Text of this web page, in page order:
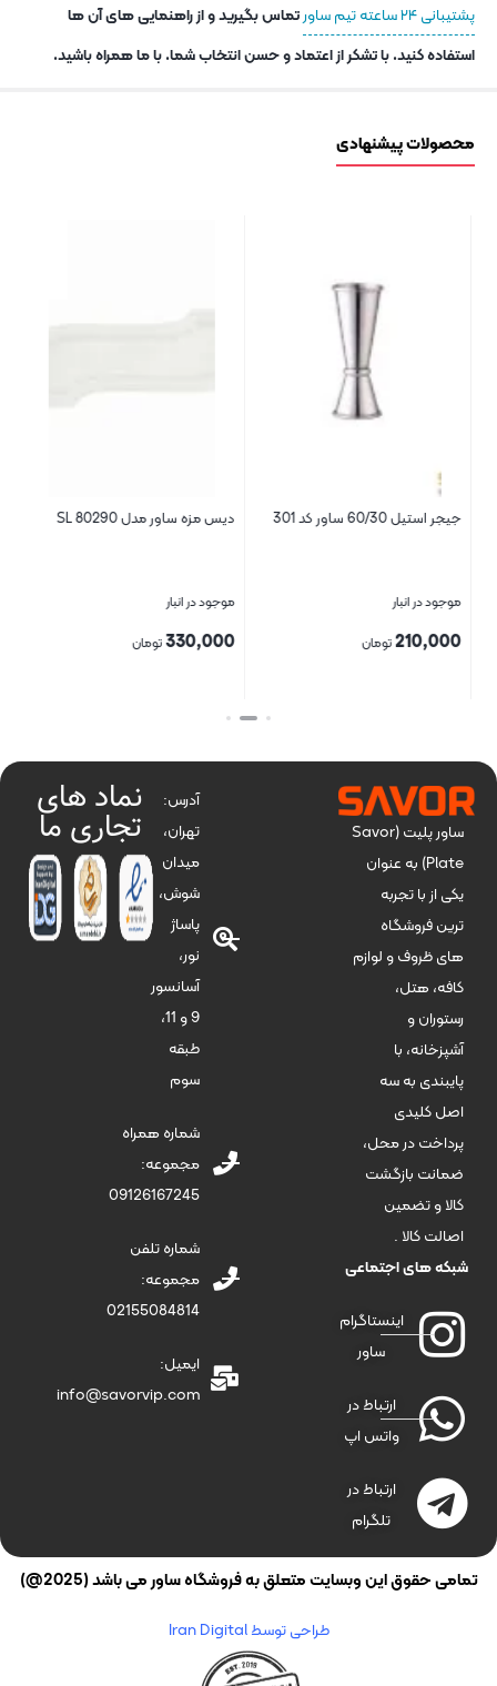
پشتیبانی ۲۴ ساعته تیم ساور
تماس بگیرید و از راهنمایی های آن ها
استفاده کنید. با تشکر از اعتماد و حسن انتخاب شما. با ما همراه باشید.
محصولات پیشنهادی
جیجر استیل 60/30 ساور کد 301
موجود در انبار
210,000تومان
دیس مزه ساور مدل SL 80290
موجود در انبار
330,000تومان
بستن
ساور پلیت (Savor
Plate) به عنوان
یکی از با تجربه
ترین فروشگاه
های ظروف و لوازم
کافه، هتل،
رستوران و
آشپزخانه، با
پایبندی به سه
اصل کلیدی
پرداخت در محل،
ضمانت بازگشت
کالا و تضمین
اصالت کالا .
شبکه های اجتماعی
اینستاگرام
ساور
ارتباط در
واتس اپ
ارتباط در
تلگرام
آدرس:
تهران،
میدان
شوش،
پاساژ
نور،
آسانسور
9 و 11،
طبقه
سوم
شماره همراه
مجموعه:
09126167245
شماره تلفن
مجموعه:
02155084814
ایمیل:
info@savorvip.com
نماد های
تجاری ما
تمامی حقوق این وبسایت متعلق به فروشگاه ساور می باشد (2025@)
طراحی توسط Iran Digital